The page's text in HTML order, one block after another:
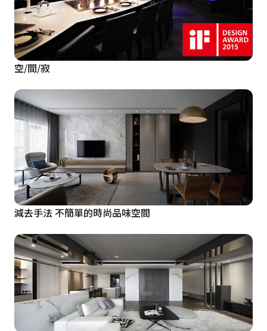
空/間/寂
減去手法 不簡單的時尚品味空間